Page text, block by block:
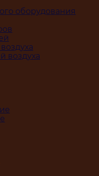
оборудования
воздуха